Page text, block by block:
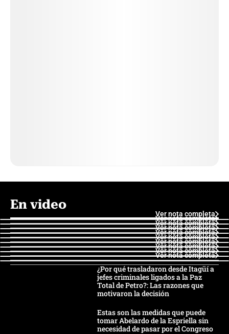
En video
Ver nota completa
Ver nota completa
Ver nota completa
Ver nota completa
Ver nota completa
Ver nota completa
Ver nota completa
Ver nota completa
Ver nota completa
Ver nota completa
¿Por qué trasladaron desde Itagüí a
jefes criminales ligados a la Paz
Total de Petro?: Las razones que
motivaron la decisión
Estas son las medidas que puede
tomar Abelardo de la Espriella sin
necesidad de pasar por el Congreso